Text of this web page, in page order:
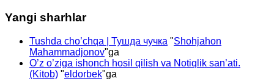
Yangi sharhlar
Tushda cho’chqa | Тушда чучка "Shohjahon
Mahammadjonov"ga
O’z o’ziga ishonch hosil qilish va Notiqlik san’ati.
(Kitob) "eldorbek"ga